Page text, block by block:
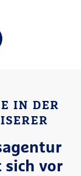
IN DER
vor